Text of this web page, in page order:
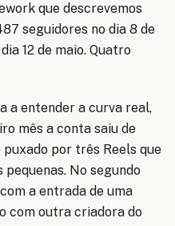
que descrevemos
seguidores no dia 8 de
12 de maio. Quatro
a entender a curva real,
mês a conta saiu de
por três Reels que
No segundo
a entrada de uma
com outra criadora do